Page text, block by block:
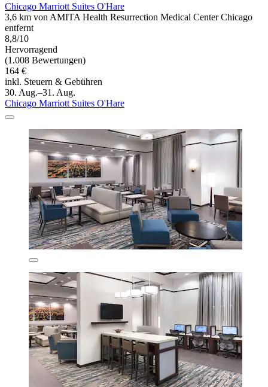
Chicago Marriott Suites O'Hare
3,6 km von AMITA Health Resurrection Medical Center Chicago
entfernt
8,8/10
Hervorragend
(1.008 Bewertungen)
164 €
inkl. Steuern & Gebühren
30. Aug.–31. Aug.
Chicago Marriott Suites O'Hare